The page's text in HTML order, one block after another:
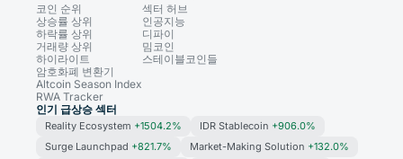
코인 순위
상승률 상위
하락률 상위
거래량 상위
하이라이트
암호화폐 변환기
Altcoin Season Index
RWA Tracker
섹터 허브
인공지능
디파이
밈코인
스테이블코인들
인기 급상승 섹터
Reality Ecosystem +1504.2% IDR Stablecoin +906.0%
Surge Launchpad +821.7% Market-Making Solution +132.0%